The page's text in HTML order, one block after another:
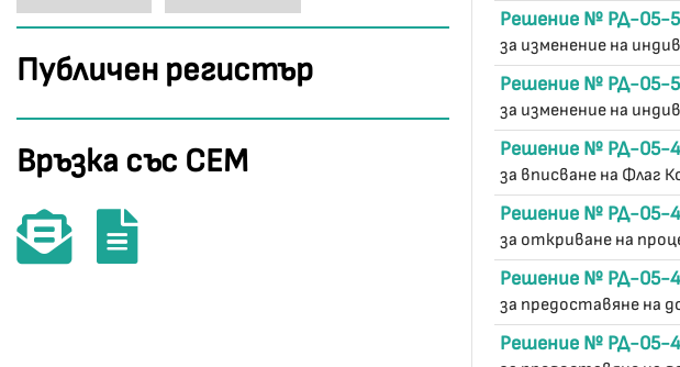
Публичен регистър
Връзка със СЕМ
Решение № РД-05-
за изменение на
Решение № РД-05-
за изменение на
Решение № РД-05-
за вписване на Флаг
Решение № РД-05-
за откриване на
Решение № РД-05-
за предоставяне на
Решение № РД-05-